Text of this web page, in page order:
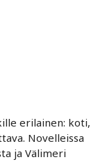
erilainen: koti,
Novelleissa
ja Välimeri